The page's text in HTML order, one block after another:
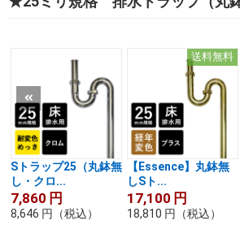
Sトラップ25（丸鉢無
し・クロ...
7,860 円
8,646 円 （税込）
送料無料
【Essence】丸鉢無
しSト...
17,100 円
18,810 円 （税込）